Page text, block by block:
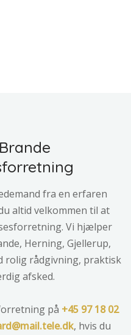
fra en erfaren
altid velkommen til at
Vi hjælper
Herning, Gjellerup,
rolig rådgivning, praktisk
afsked.
på +45 97 18 02
, hvis du